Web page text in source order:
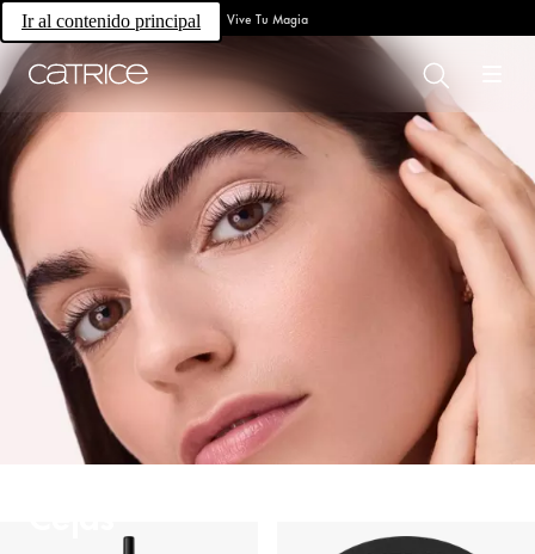
Ir al contenido principal Vive Tu Magia